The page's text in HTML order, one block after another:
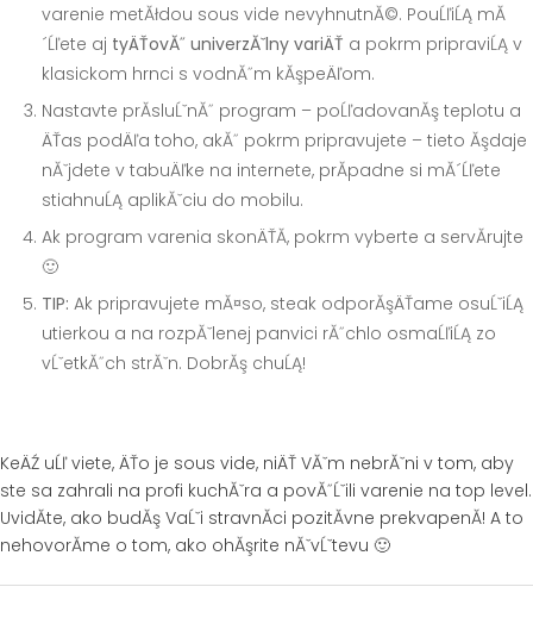
varenie metĂłdou sous vide nevyhnutnĂ©. PouĹľiĹĄ mĂ
´Ĺľete aj tyÄŤovĂ˝ univerzĂˇlny variÄŤ a pokrm pripraviĹĄ v
klasickom hrnci s vodnĂ˝m kĂşpeÄľom.
Nastavte prĂ­sluĹˇnĂ˝ program – poĹľadovanĂş teplotu a
ÄŤas podÄľa toho, akĂ˝ pokrm pripravujete – tieto Ăşdaje
nĂˇjdete v tabuÄľke na internete, prĂ­padne si mĂ´Ĺľete
stiahnuĹĄ aplikĂˇciu do mobilu.
Ak program varenia skonÄŤĂ­, pokrm vyberte a servĂ­rujte
🙂
TIP: Ak pripravujete mĂ¤so, steak odporĂşÄŤame osuĹˇiĹĄ
utierkou a na rozpĂˇlenej panvici rĂ˝chlo osmaĹľiĹĄ zo
vĹˇetkĂ˝ch strĂˇn. DobrĂş chuĹĄ!
KeÄŹ uĹľ viete, ÄŤo je sous vide, niÄŤ VĂˇm nebrĂˇni v tom, aby
ste sa zahrali na profi kuchĂˇra a povĂ˝Ĺˇili varenie na top level.
UvidĂ­te, ako budĂş VaĹˇi stravnĂ­ci pozitĂ­vne prekvapenĂ­! A to
nehovorĂ­me o tom, ako ohĂşrite nĂˇvĹˇtevu 🙂